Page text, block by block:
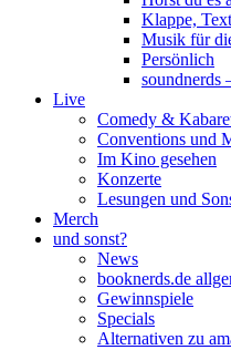
Klappe,
Musik für
Persönlich
soundnerds
Live
Comedy &
Conventions und
Im Kino gesehen
Konzerte
Lesungen und
Merch
und sonst?
News
booknerds.de
Gewinnspiele
Specials
Alternativen zu